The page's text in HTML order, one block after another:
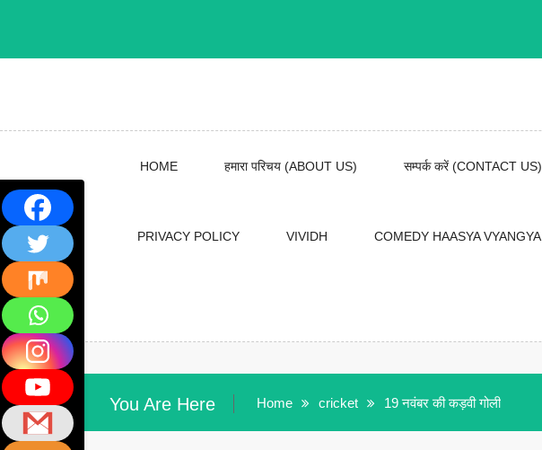
HOME हमारा परिचय (ABOUT US) सम्पर्क करें (CONTACT US)
PRIVACY POLICY VIVIDH COMEDY HAASYA VYANGYA
You Are Here Home cricket 19 नवंबर की कड़वी गोली